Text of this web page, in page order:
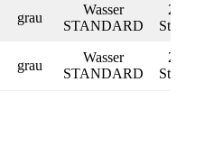
grau
Wasser
STANDARD
25
Stück
grau
Wasser
STANDARD
25
Stück